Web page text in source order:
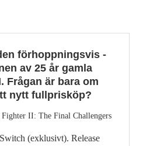
förhoppningsvis -
av 25 år gamla
Frågan är bara om
nytt fullprisköp?
II: The Final Challengers
(exklusivt). Release